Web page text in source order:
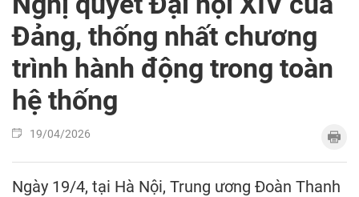
Đảng, thống nhất chương
trình hành động trong toàn
hệ thống
19/04/2026
Ngày 19/4, tại Hà Nội, Trung ương Đoàn Thanh